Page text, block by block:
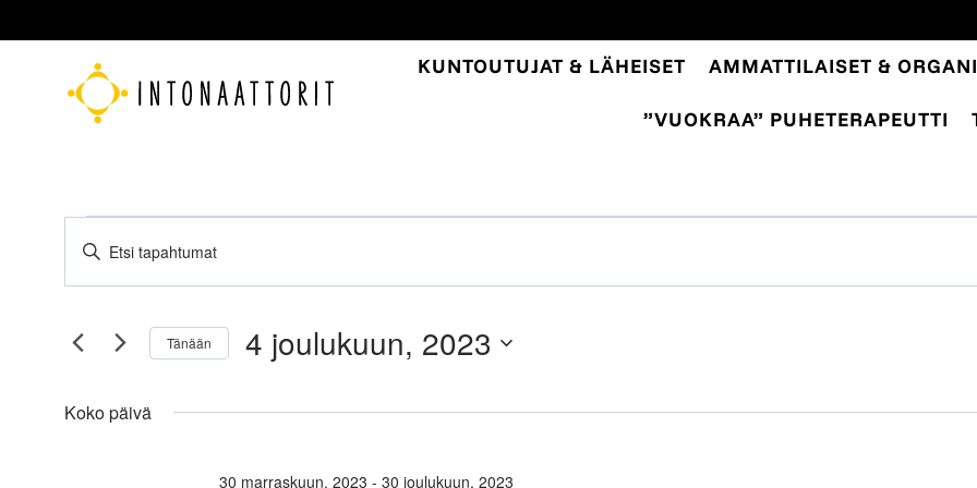
sisältöön
KUNTOUTUJAT & LÄHEISET AMMATTILAISET &
”VUOKRAA” PUHETERAPEUTTI
Tapahtumat
for
4
2023
Tapahtumat
Etsi
Näkymät
Syötä
hakusana.
TapahtumatTänään 4 joulukuun, 2023
päivä.
Koko päivä
30 marraskuun, 2023 - 30 joulukuun, 2023